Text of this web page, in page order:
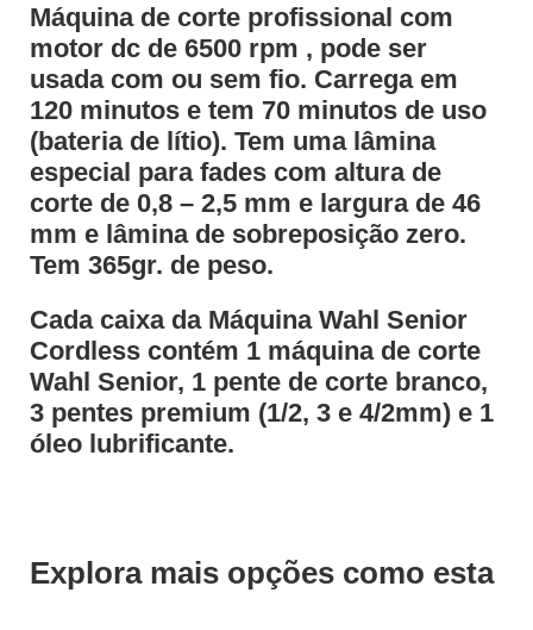
Máquina de corte profissional com
motor dc de 6500 rpm , pode ser
usada com ou sem fio. Carrega em
120 minutos e tem 70 minutos de uso
(bateria de lítio). Tem uma lâmina
especial para fades com altura de
corte de 0,8 – 2,5 mm e largura de 46
mm e lâmina de sobreposição zero.
Tem 365gr. de peso.
Cada caixa da Máquina Wahl Senior
Cordless contém 1 máquina de corte
Wahl Senior, 1 pente de corte branco,
3 pentes premium (1/2, 3 e 4/2mm) e 1
óleo lubrificante.
Explora mais opções como esta